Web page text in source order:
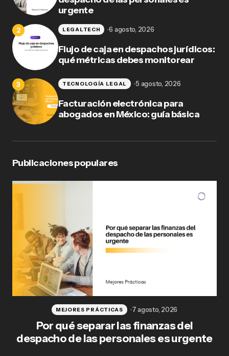
urgente
Flujo de caja en despachos jurídicos:
qué métricas debes monitorear
LEGALTECH 6 agosto, 2026
Facturación electrónica para
abogados en México: guía básica
TECNOLOGÍA LEGAL 5 agosto, 2026
Publicaciones populares
Por qué separar las finanzas del
despacho de las personales es urgente
MEJORES PRÁCTICAS 7 agosto, 2026